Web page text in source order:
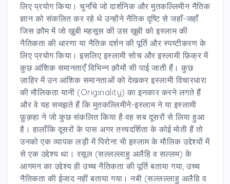
लिए प्रयोग किया। चुनाँचे जो दार्शनिक और मुतकल्लिमीन नैतिक
ज्ञान को संकलित कर रहे थे उन्होंने नैतिक दृष्टि से जहाँ-जहाँ
जिस क़ौम में जो ख़ूबी महसूस की उस ख़ूबी को इस्लाम की
नैतिकता की धारणा या नैतिक दर्शन की पूर्ति और स्पष्टीकरण के
लिए प्रयोग किया। इसलिए इस्लामी सोच और इस्लामी फ़िक्र में
कुछ आंशिक समानताएँ विभिन्न क़ौमों सी पाई जाती हैं। कुछ
ज़ाहिर में उन आंशिक समानताओं को देखकर इस्लामी विचारधारा
की मौलिकता यानी (Originality) का इनकार करने लगते हैं
और वे यह समझते हैं कि मुतकल्लिमीने-इस्लाम ने या इस्लामी
फ़ुक़हा ने जो कुछ संकलित किया है वह सब दूसरों से लिया हुआ
है। हालाँकि दूसरों के पास अगर तत्त्वदर्शिता के कोई मोती हैं तो
उनको एक व्यापक लड़ी में पिरोना भी इस्लाम के मौलिक उद्देश्यों में
से एक उद्देश्य था। रसूल (सल्लल्लाहु अलैहि व सल्लम) के
आगमन का उद्देश्य ही उच्च नैतिकता की पूर्ति बताया गया, उच्च
नैतिकता की ईजाद नहीं बताया गया। नबी (सल्लल्लाहु अलैहि व